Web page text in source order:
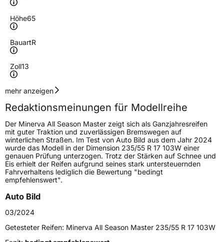
Höhe65
BauartR
Zoll13
Geschwindigkeitsindex
Höchstgeschwindigkeit
190 km/h
Lastindex80
Höchstlast450 kg
Generelle Merkmale
Fahrzeugtyp
Verwendung
Modellname All Season Master
FahrzeugartPKW & SUV
mehr anzeigen
Redaktionsmeinungen für Modellreihe
Der Minerva All Season Master zeigt sich als Ganzjahresreifen
mit guter Traktion und zuverlässigen Bremswegen auf
winterlichen Straßen. Im Test von Auto Bild aus dem Jahr 2024
wurde das Modell in der Dimension 235/55 R 17 103W einer
genauen Prüfung unterzogen. Trotz der Stärken auf Schnee und
Eis erhielt der Reifen aufgrund seines stark untersteuernden
Fahrverhaltens lediglich die Bewertung "bedingt
empfehlenswert".
Auto Bild
03/2024
Getesteter Reifen: Minerva All Season Master 235/55 R 17 103W